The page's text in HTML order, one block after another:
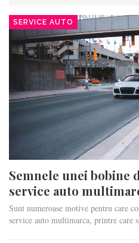
SERVICE AUTO
Semnele unei bobine
service auto
Sunt numeroase motive pentru care
service auto multimarca, printre care